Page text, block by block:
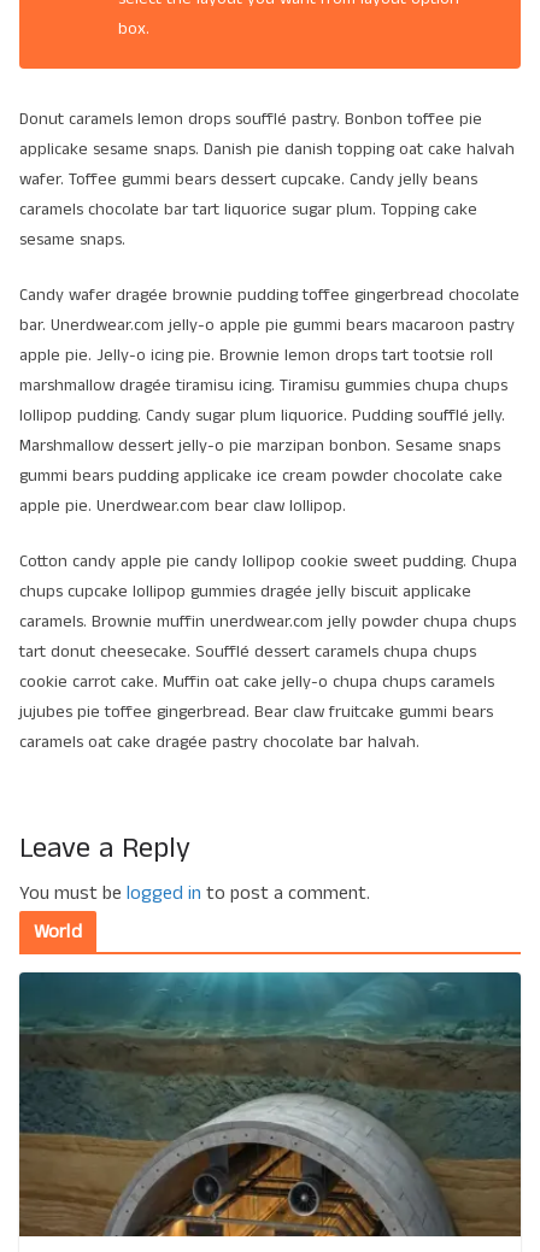
box.
Donut caramels lemon drops soufflé pastry. Bonbon toffee pie
applicake sesame snaps. Danish pie danish topping oat cake halvah
wafer. Toffee gummi bears dessert cupcake. Candy jelly beans
caramels chocolate bar tart liquorice sugar plum. Topping cake
sesame snaps.
Candy wafer dragée brownie pudding toffee gingerbread chocolate
bar. Unerdwear.com jelly-o apple pie gummi bears macaroon pastry
apple pie. Jelly-o icing pie. Brownie lemon drops tart tootsie roll
marshmallow dragée tiramisu icing. Tiramisu gummies chupa chups
lollipop pudding. Candy sugar plum liquorice. Pudding soufflé jelly.
Marshmallow dessert jelly-o pie marzipan bonbon. Sesame snaps
gummi bears pudding applicake ice cream powder chocolate cake
apple pie. Unerdwear.com bear claw lollipop.
Cotton candy apple pie candy lollipop cookie sweet pudding. Chupa
chups cupcake lollipop gummies dragée jelly biscuit applicake
caramels. Brownie muffin unerdwear.com jelly powder chupa chups
tart donut cheesecake. Soufflé dessert caramels chupa chups
cookie carrot cake. Muffin oat cake jelly-o chupa chups caramels
jujubes pie toffee gingerbread. Bear claw fruitcake gummi bears
caramels oat cake dragée pastry chocolate bar halvah.
Leave a Reply
You must be logged in to post a comment.
World